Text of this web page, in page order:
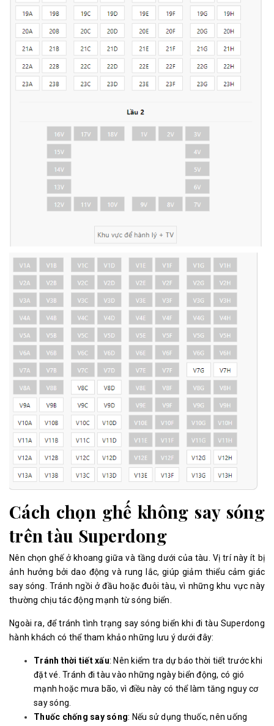
Cách chọn ghế không say sóng
trên tàu Superdong
Nên chọn ghế ở khoang giữa và tầng dưới của tàu. Vị trí này ít bị
ảnh hưởng bởi dao động và rung lắc, giúp giảm thiểu cảm giác
say sóng. Tránh ngồi ở đầu hoặc đuôi tàu, vì những khu vực này
thường chịu tác động mạnh từ sóng biển.
Ngoài ra, để tránh tình trạng say sóng biển khi đi tàu Superdong
hành khách có thể tham khảo những lưu ý dưới đây:
Tránh thời tiết xấu: Nên kiểm tra dự báo thời tiết trước khi
đặt vé. Tránh đi tàu vào những ngày biển động, có gió
mạnh hoặc mưa bão, vì điều này có thể làm tăng nguy cơ
say sóng.
Thuốc chống say sóng: Nếu sử dụng thuốc, nên uống